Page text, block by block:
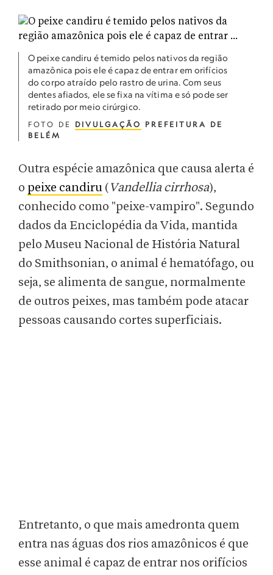
O peixe candiru é temido pelos nativos da região
amazônica pois ele é capaz de entrar em orifícios
do corpo atraído pelo rastro de urina. Com seus
dentes afiados, ele se fixa na vítima e só pode ser
retirado por meio cirúrgico.
FOTO DE DIVULGAÇÃO
PREFEITURA DE
BELÉM
Outra espécie amazônica que causa alerta é
o peixe candiru ( Vandellia cirrhosa),
conhecido como "peixe-vampiro". Segundo
dados da Enciclopédia da Vida, mantida
pelo Museu Nacional de História Natural
do Smithsonian, o animal é hematófago, ou
seja, se alimenta de sangue, normalmente
de outros peixes, mas também pode atacar
pessoas causando cortes superficiais.
Entretanto, o que mais amedronta quem
entra nas águas dos rios amazônicos é que
esse animal é capaz de entrar nos orifícios